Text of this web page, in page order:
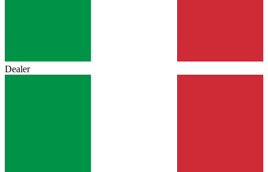
Dealer